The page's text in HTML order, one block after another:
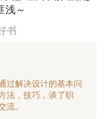
浅～
书
过解决设计的基本问
法，技巧，谈了职